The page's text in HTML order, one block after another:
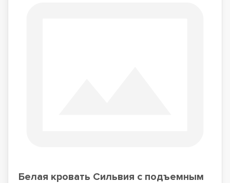
Белая кровать Сильвия с подъемным